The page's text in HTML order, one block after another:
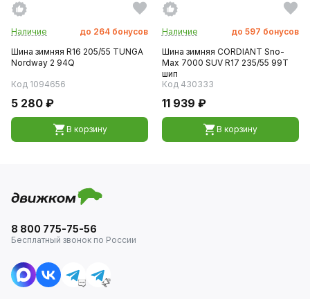
Наличие до 264 бонусов
Шина зимняя R16 205/55 TUNGA
Nordway 2 94Q
Код 1094656
5 280 ₽
В корзину
Наличие до 597 бонусов
Шина зимняя CORDIANT Sno-
Max 7000 SUV R17 235/55 99T
шип
Код 430333
11 939 ₽
В корзину
8 800 775-75-56
Бесплатный звонок по России